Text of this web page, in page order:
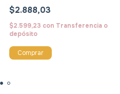
$2.888,03
$2.599,23 con Transferencia o
depósito
Comprar